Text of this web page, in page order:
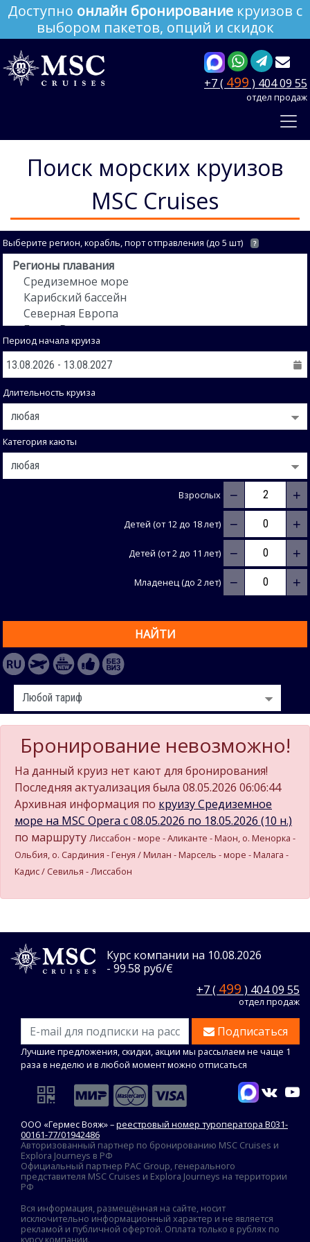
Доступно онлайн бронирование круизов с
выбором пакетов, опций и скидок
+7 ( 499 ) 404 09 55
отдел продаж
Поиск морских круизов
MSC Cruises
Выберите регион, корабль, порт отправления (до 5 шт) ?
Период начала круиза
Длительность круиза
Категория каюты
Взрослых − +
Детей (от 12 до 18 лет) − +
Детей (от 2 до 11 лет) − +
Младенец (до 2 лет) − +
НАЙТИ
Бронирование невозможно!
На данный круиз нет кают для бронирования!
Последняя актуализация была 08.05.2026 06:06:44
Архивная информация по круизу Средиземное
море на MSC Opera c 08.05.2026 по 18.05.2026 (10 н.)
по маршруту Лиссабон - море - Аликанте - Маон, о. Менорка -
Ольбия, о. Сардиния - Генуя / Милан - Марсель - море - Малага -
Кадиc / Севилья - Лиссабон
Курс компании на 10.08.2026
- 99.58 руб/€
+7 ( 499 ) 404 09 55
отдел продаж
Подписаться
Лучшие предложения, скидки, акции мы рассылаем не чаще 1
раза в неделю и в любой момент можно отписаться
ООО «Гермес Вояж» –реестровый номер туроператора В031-
00161-77/01942486
Авторизованный партнер по бронированию MSC Cruises и
Explora Journeys в РФ
Официальный партнер PAC Group, генерального
представителя MSC Cruises и Explora Journeys на территории
РФ
Вся информация, размещённая на сайте, носит
исключительно информационный характер и не является
рекламой и публичной офертой. Оплата только в рублях по
курсу компании.